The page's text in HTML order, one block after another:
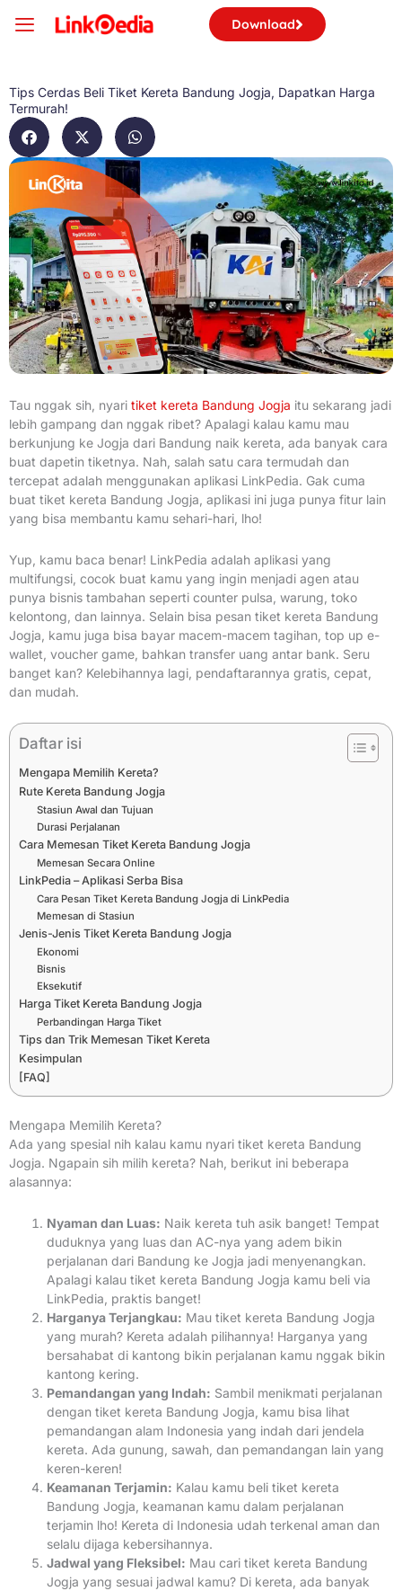
Download
Tips Cerdas Beli Tiket Kereta Bandung Jogja, Dapatkan Harga
Termurah!
Tau nggak sih, nyari tiket kereta Bandung Jogja itu sekarang jadi
lebih gampang dan nggak ribet? Apalagi kalau kamu mau
berkunjung ke Jogja dari Bandung naik kereta, ada banyak cara
buat dapetin tiketnya. Nah, salah satu cara termudah dan
tercepat adalah menggunakan aplikasi LinkPedia. Gak cuma
buat tiket kereta Bandung Jogja, aplikasi ini juga punya fitur lain
yang bisa membantu kamu sehari-hari, lho!
Yup, kamu baca benar! LinkPedia adalah aplikasi yang
multifungsi, cocok buat kamu yang ingin menjadi agen atau
punya bisnis tambahan seperti counter pulsa, warung, toko
kelontong, dan lainnya. Selain bisa pesan tiket kereta Bandung
Jogja, kamu juga bisa bayar macem-macem tagihan, top up e-
wallet, voucher game, bahkan transfer uang antar bank. Seru
banget kan? Kelebihannya lagi, pendaftarannya gratis, cepat,
dan mudah.
Daftar isi
Mengapa Memilih Kereta?
Rute Kereta Bandung Jogja
Stasiun Awal dan Tujuan
Durasi Perjalanan
Cara Memesan Tiket Kereta Bandung Jogja
Memesan Secara Online
LinkPedia – Aplikasi Serba Bisa
Cara Pesan Tiket Kereta Bandung Jogja di LinkPedia
Memesan di Stasiun
Jenis-Jenis Tiket Kereta Bandung Jogja
Ekonomi
Bisnis
Eksekutif
Harga Tiket Kereta Bandung Jogja
Perbandingan Harga Tiket
Tips dan Trik Memesan Tiket Kereta
Kesimpulan
[FAQ]
Mengapa Memilih Kereta?
Ada yang spesial nih kalau kamu nyari tiket kereta Bandung
Jogja. Ngapain sih milih kereta? Nah, berikut ini beberapa
alasannya:
Nyaman dan Luas: Naik kereta tuh asik banget! Tempat
duduknya yang luas dan AC-nya yang adem bikin
perjalanan dari Bandung ke Jogja jadi menyenangkan.
Apalagi kalau tiket kereta Bandung Jogja kamu beli via
LinkPedia, praktis banget!
Harganya Terjangkau: Mau tiket kereta Bandung Jogja
yang murah? Kereta adalah pilihannya! Harganya yang
bersahabat di kantong bikin perjalanan kamu nggak bikin
kantong kering.
Pemandangan yang Indah: Sambil menikmati perjalanan
dengan tiket kereta Bandung Jogja, kamu bisa lihat
pemandangan alam Indonesia yang indah dari jendela
kereta. Ada gunung, sawah, dan pemandangan lain yang
keren-keren!
Keamanan Terjamin: Kalau kamu beli tiket kereta
Bandung Jogja, keamanan kamu dalam perjalanan
terjamin lho! Kereta di Indonesia udah terkenal aman dan
selalu dijaga kebersihannya.
Jadwal yang Fleksibel: Mau cari tiket kereta Bandung
Jogja yang sesuai jadwal kamu? Di kereta, ada banyak